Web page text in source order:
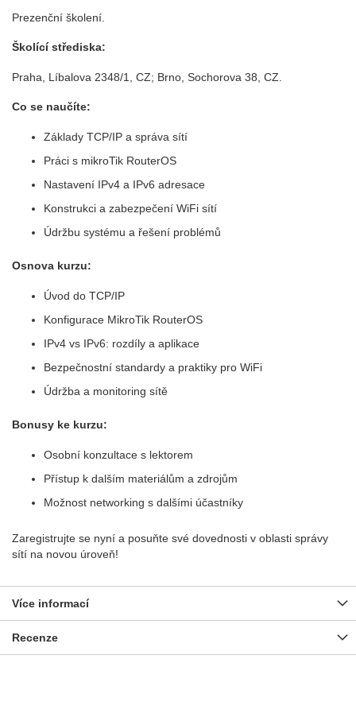
Prezenční školení.
Školící střediska:
Praha, Líbalova 2348/1, CZ; Brno, Sochorova 38, CZ.
Co se naučíte:
Základy TCP/IP a správa sítí
Práci s mikroTik RouterOS
Nastavení IPv4 a IPv6 adresace
Konstrukci a zabezpečení WiFi sítí
Údržbu systému a řešení problémů
Osnova kurzu:
Úvod do TCP/IP
Konfigurace MikroTik RouterOS
IPv4 vs IPv6: rozdíly a aplikace
Bezpečnostní standardy a praktiky pro WiFi
Údržba a monitoring sítě
Bonusy ke kurzu:
Osobní konzultace s lektorem
Přístup k dalším materiálům a zdrojům
Možnost networking s dalšími účastníky
Zaregistrujte se nyní a posuňte své dovednosti v oblasti správy
sítí na novou úroveň!
Více informací
Recenze